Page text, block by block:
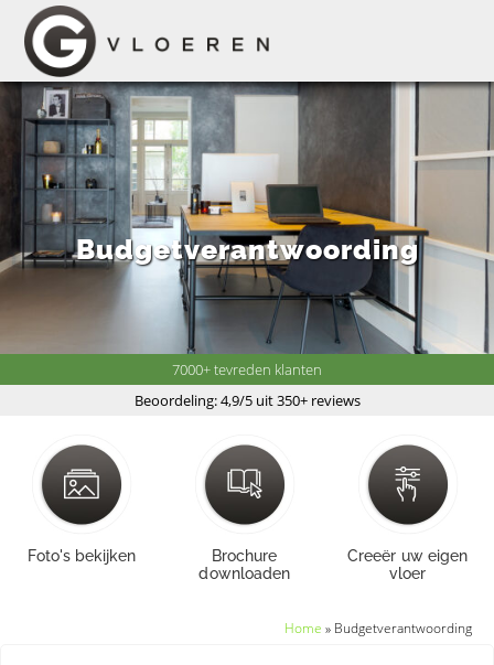
Budgetverantwoording
Foto's bekijken
Brochure
downloaden
Creeër uw eigen
vloer
7000+ tevreden klanten
Beoordeling: 4,9/5 uit 350+ reviews
Home » Budgetverantwoording